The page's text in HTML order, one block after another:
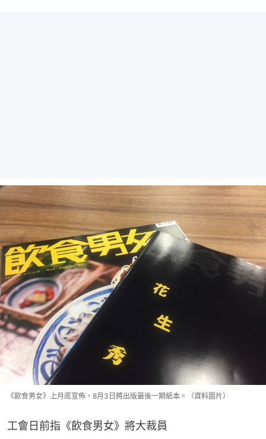
《飲食男女》上月底宣佈，8月3日將出版最後一期紙本。（資料圖片）
工會日前指《飲食男女》將大裁員